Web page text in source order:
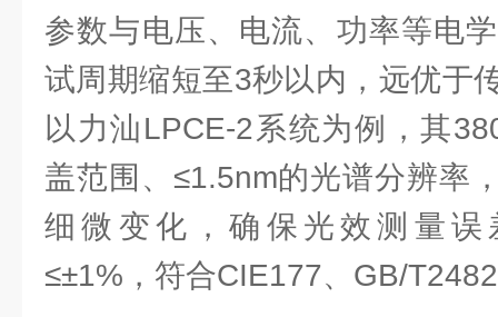
参数与电压、电流、功率等电
试周期缩短至3秒以内，远优于
以力汕LPCE-2系统为例，其
盖范围、≤1.5nm的光谱分辨率
细微变化，确保光效测量误
≤±1%，符合CIE177、GB/